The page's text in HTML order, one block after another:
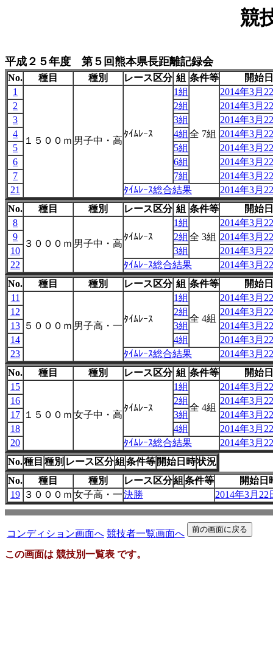
競
平成２５年度 第５回熊本県長距離記録会
No. 種目 種別 レース区分 組 条件等
開始
1
１５００ｍ 男子中・高
ﾀｲﾑﾚｰｽ
1組
全 7組
2014年3月
2
2組
2014年3月
3
3組
2014年3月
4
4組
2014年3月
5
5組
2014年3月
6
6組
2014年3月
7
7組
2014年3月
21
ﾀｲﾑﾚｰｽ総合結果
2014年3月
No.
種目 種別 レース区分 組 条件等
開始
8
３０００ｍ 男子中・高
ﾀｲﾑﾚｰｽ
1組
全 3組
2014年3月
9
2組
2014年3月
10
3組
2014年3月
22
ﾀｲﾑﾚｰｽ総合結果
2014年3月
No.
種目 種別 レース区分 組 条件等
開始
11
５０００ｍ 男子高・一
ﾀｲﾑﾚｰｽ
1組
全 4組
2014年3月
12
2組
2014年3月
13
3組
2014年3月
14
4組
2014年3月
23
ﾀｲﾑﾚｰｽ総合結果
2014年3月
No.
種目 種別 レース区分 組 条件等
開始
15
１５００ｍ 女子中・高
ﾀｲﾑﾚｰｽ
1組
全 4組
2014年3月
16
2組
2014年3月
17
3組
2014年3月
18
4組
2014年3月
20
ﾀｲﾑﾚｰｽ総合結果
2014年3月
No.種目 種別 レース区分組 条件等 開始日時状況
No.
種目 種別 レース区分組 条件等
開始日
19 ３０００ｍ 女子高・一決勝 2014年3月22
コンディション画面へ 競技者一覧画面へ
この画面は 競技別一覧表 です。